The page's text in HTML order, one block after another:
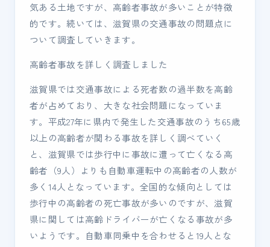
気ある土地ですが、高齢者事故が多いことが特徴
的です。続いては、滋賀県の交通事故の問題点に
ついて調査していきます。
高齢者事故を詳しく調査しました
滋賀県では交通事故による死者数の過半数を高齢
者が占めており、大きな社会問題になっていま
す。平成27年に県内で発生した交通事故のうち65歳
以上の高齢者が関わる事故を詳しく調べていく
と、滋賀県では歩行中に事故に遭って亡くなる高
齢者（9人）よりも自動車運転中の高齢者の人数が
多く14人となっています。全国的な傾向としては
歩行中の高齢者の死亡事故が多いのですが、滋賀
県に関しては高齢ドライバーが亡くなる事故が多
いようです。自動車同乗中を合わせると19人とな